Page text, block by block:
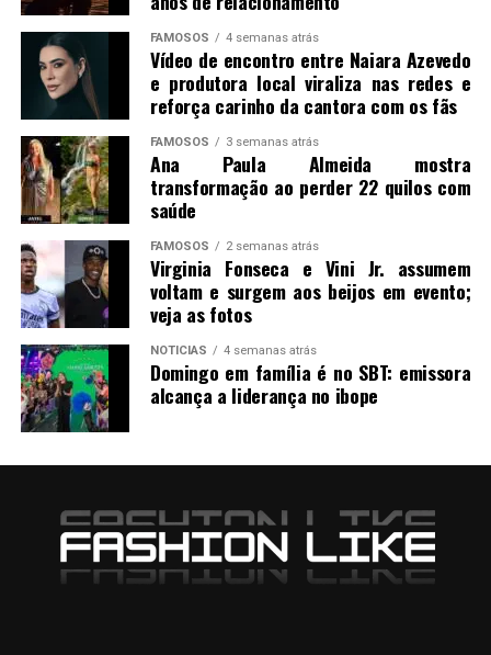
FAMOSOS 4 semanas atrás
Vídeo de encontro entre Naiara Azevedo
e produtora local viraliza nas redes e
reforça carinho da cantora com os fãs
FAMOSOS 3 semanas atrás
Ana Paula Almeida mostra
transformação ao perder 22 quilos com
saúde
FAMOSOS 2 semanas atrás
Virginia Fonseca e Vini Jr. assumem
voltam e surgem aos beijos em evento;
veja as fotos
NOTICIAS 4 semanas atrás
Domingo em família é no SBT: emissora
alcança a liderança no ibope